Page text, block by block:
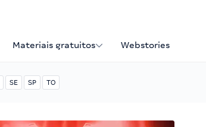
Materiais gratuitos Webstories
SE SP TO